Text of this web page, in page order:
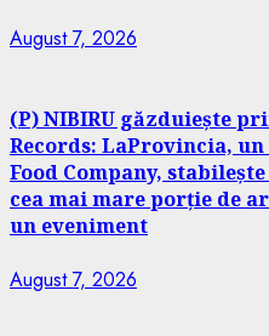
August 7, 2026
(P) NIBIRU găzduiește
Records: LaProvincia,
Food Company,
cea mai mare porție de
un eveniment
August 7, 2026